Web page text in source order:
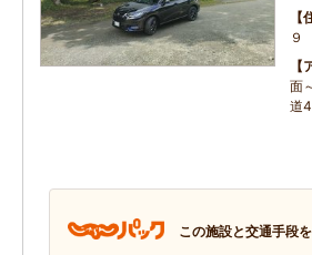
９
面
道
この施設と交通手段